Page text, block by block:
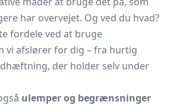
har overvejet. Og ved du hvad?
fordele ved at bruge
vi afslører for dig – fra hurtig
der holder selv under
ulemper og begrænsninger